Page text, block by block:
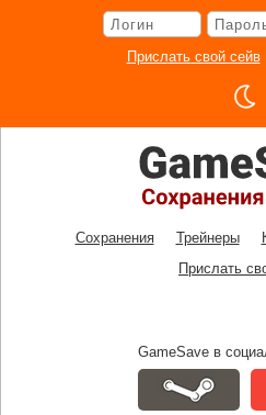
Прислать свой сейв
Сохранения Трейнеры
Прислать
GameSave в